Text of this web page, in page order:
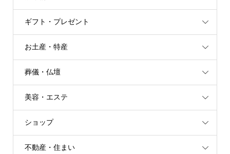
ギフト・プレゼント
お土産・特産
葬儀・仏壇
美容・エステ
ショップ
不動産・住まい